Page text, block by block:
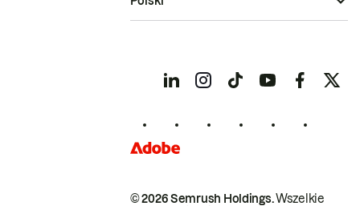
© 2026 Semrush Holdings.Wszelkie